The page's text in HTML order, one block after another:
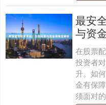
最安
与资
在股票
投资者
升。如
金有保
须面对